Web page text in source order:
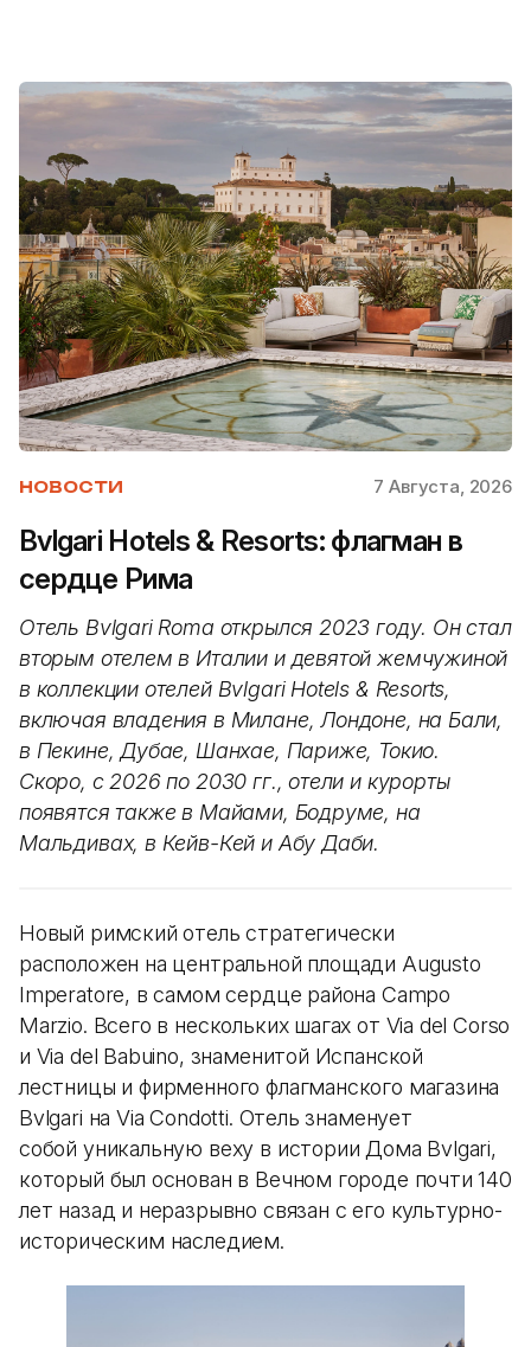
НОВОСТИ 7 Августа, 2026
Bvlgari Hotels & Resorts: флагман в
сердце Рима
Отель Bvlgari Roma открылся 2023 году. Он стал
вторым отелем в Италии и девятой жемчужиной
в коллекции отелей Bvlgari Hotels & Resorts,
включая владения в Милане, Лондоне, на Бали,
в Пекине, Дубае, Шанхае, Париже, Токио.
Скоро, с 2026 по 2030 гг., отели и курорты
появятся также в Майами, Бодруме, на
Мальдивах, в Кейв-Кей и Абу Даби.
Новый римский отель стратегически
расположен на центральной площади Augusto
Imperatore, в самом сердце района Campo
Marzio. Всего в нескольких шагах от Via del Corso
и Via del Babuino, знаменитой Испанской
лестницы и фирменного флагманского магазина
Bvlgari на Via Condotti. Отель знаменует
собой уникальную веху в истории Дома Bvlgari,
который был основан в Вечном городе почти 140
лет назад и неразрывно связан с его культурно-
историческим наследием.